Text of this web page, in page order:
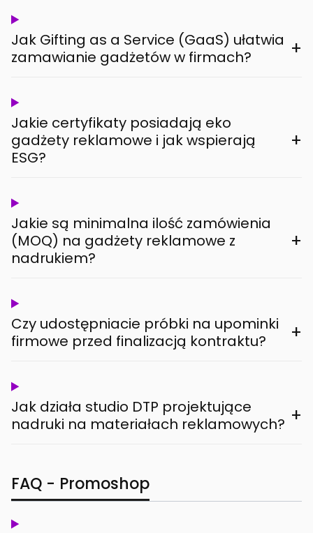
Jak Gifting as a Service (GaaS) ułatwia
zamawianie gadżetów w firmach?
+
Jakie certyfikaty posiadają eko
gadżety reklamowe i jak wspierają
ESG?
+
Jakie są minimalna ilość zamówienia
(MOQ) na gadżety reklamowe z
nadrukiem?
+
Czy udostępniacie próbki na upominki
firmowe przed finalizacją kontraktu?
+
Jak działa studio DTP projektujące
nadruki na materiałach reklamowych? +
FAQ - Promoshop